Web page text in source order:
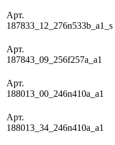
Арт.
187833_12_276n533b_a1_s
Арт.
187843_09_256f257a_a1
Арт.
188013_00_246n410a_a1
Арт.
188013_34_246n410a_a1